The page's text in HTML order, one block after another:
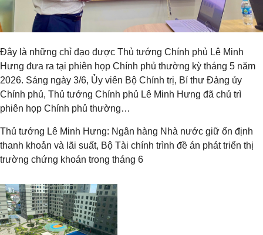
Đây là những chỉ đạo được Thủ tướng Chính phủ Lê Minh
Hưng đưa ra tại phiên họp Chính phủ thường kỳ tháng 5 năm
2026. Sáng ngày 3/6, Ủy viên Bộ Chính trị, Bí thư Đảng ủy
Chính phủ, Thủ tướng Chính phủ Lê Minh Hưng đã chủ trì
phiên họp Chính phủ thường…
Thủ tướng Lê Minh Hưng: Ngân hàng Nhà nước giữ ổn định
thanh khoản và lãi suất, Bộ Tài chính trình đề án phát triển thị
trường chứng khoán trong tháng 6